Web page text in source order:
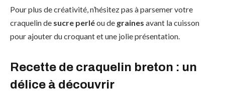
Pour plus de créativité, n’hésitez pas à parsemer votre
craquelin de sucre perléou de graines avant la cuisson
pour ajouter du croquant et une jolie présentation.
Recette de craquelin breton : un
délice à découvrir